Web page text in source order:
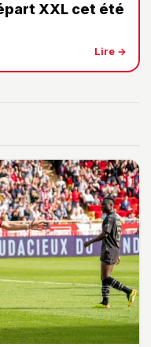
XXL cet été
Lire →